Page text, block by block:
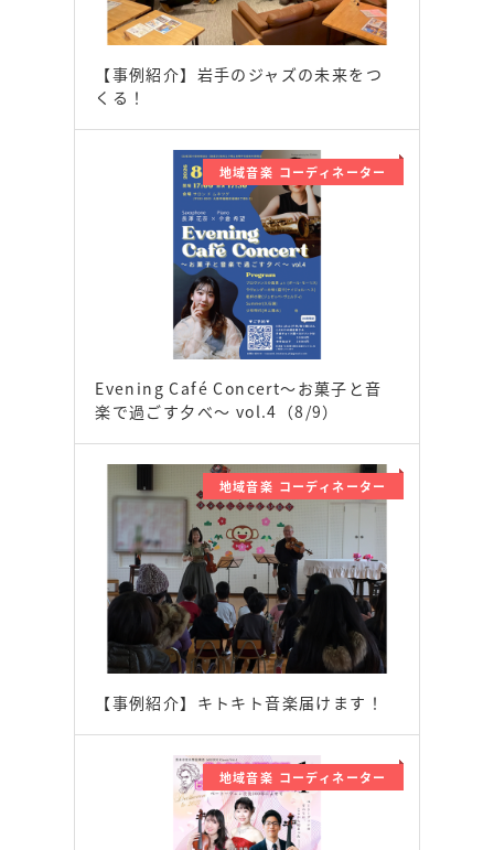
【事例紹介】岩手のジャズの未来をつ
くる！
地域音楽 コーディネーター
Evening Café Concert〜お菓子と音
楽で過ごす夕べ〜 vol.4（8/9）
地域音楽 コーディネーター
【事例紹介】キトキト音楽届けます！
地域音楽 コーディネーター